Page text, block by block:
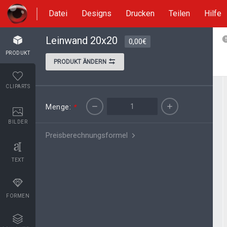
Datei Designs Drucken Teilen Hilfe
PRODUKT
CLIPARTS
BILDER
TEXT
FORMEN
Leinwand 20x20 0,00€
PRODUKT ÄNDERN
Menge: *
Preisberechnungsformel